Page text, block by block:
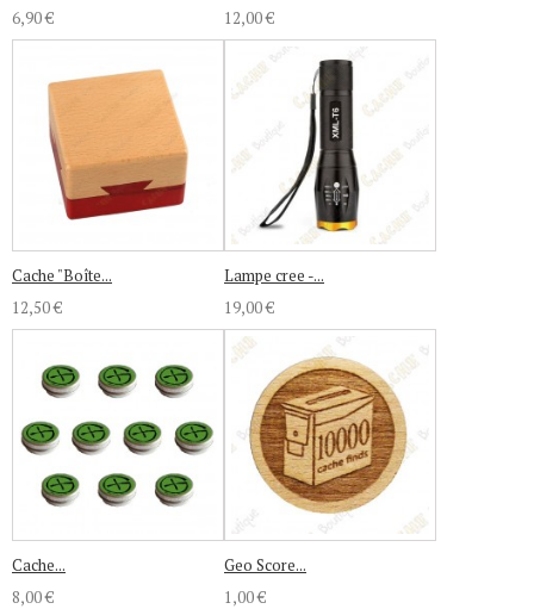
6,90 €
12,00 €
Cache "Boîte...
12,50 €
Lampe cree -...
19,00 €
Cache...
8,00 €
Geo Score...
1,00 €